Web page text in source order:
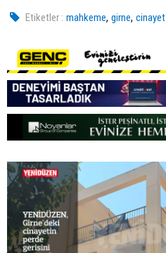
Etiketler : mahkeme,girne,cinayet